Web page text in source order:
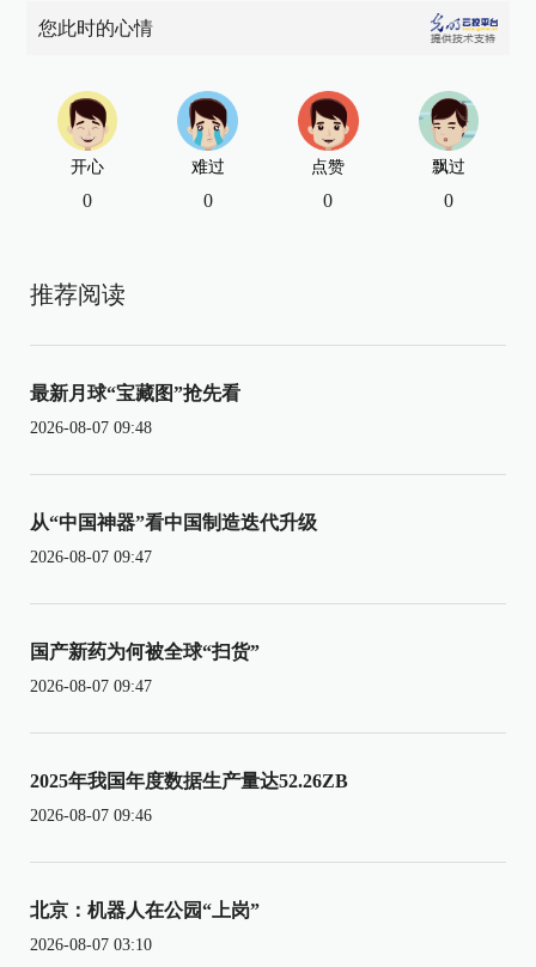
您此时的心情
开心
0
难过
0
点赞
0
飘过
0
推荐阅读
最新月球“宝藏图”抢先看
2026-08-07 09:48
从“中国神器”看中国制造迭代升级
2026-08-07 09:47
国产新药为何被全球“扫货”
2026-08-07 09:47
2025年我国年度数据生产量达52.26ZB
2026-08-07 09:46
北京：机器人在公园“上岗”
2026-08-07 03:10